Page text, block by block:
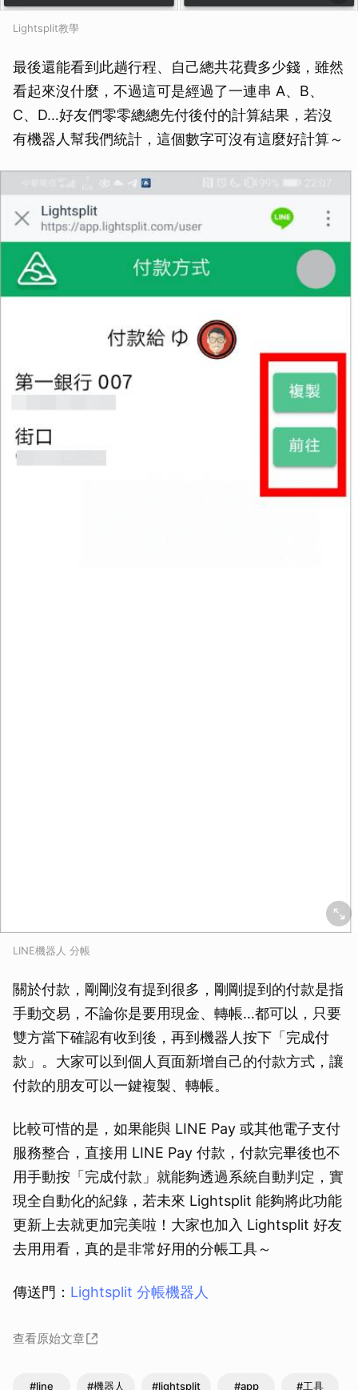
Lightsplit教學
最後還能看到此趟行程、自己總共花費多少錢，雖然
看起來沒什麼，不過這可是經過了一連串 A、B、
C、D…好友們零零總總先付後付的計算結果，若沒
有機器人幫我們統計，這個數字可沒有這麼好計算～
LINE機器人 分帳
關於付款，剛剛沒有提到很多，剛剛提到的付款是指
手動交易，不論你是要用現金、轉帳…都可以，只要
雙方當下確認有收到後，再到機器人按下「完成付
款」。大家可以到個人頁面新增自己的付款方式，讓
付款的朋友可以一鍵複製、轉帳。
比較可惜的是，如果能與 LINE Pay 或其他電子支付
服務整合，直接用 LINE Pay 付款，付款完畢後也不
用手動按「完成付款」就能夠透過系統自動判定，實
現全自動化的紀錄，若未來 Lightsplit 能夠將此功能
更新上去就更加完美啦！大家也加入 Lightsplit 好友
去用用看，真的是非常好用的分帳工具～
傳送門： Lightsplit 分帳機器人
查看原始文章
#line #機器人 #lightsplit #app #工具